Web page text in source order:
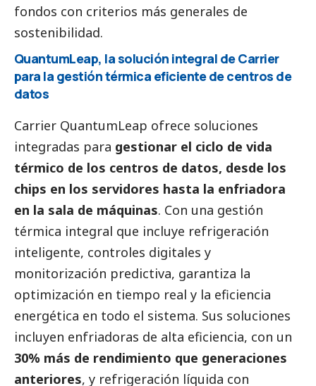
fondos con criterios más generales de
sostenibilidad.
QuantumLeap, la solución integral de Carrier
para la gestión térmica eficiente de centros de
datos
Carrier QuantumLeap ofrece soluciones
integradas para gestionar el ciclo de vida
térmico de los centros de datos, desde los
chips en los servidores hasta la enfriadora
en la sala de máquinas. Con una gestión
térmica integral que incluye refrigeración
inteligente, controles digitales y
monitorización predictiva, garantiza la
optimización en tiempo real y la eficiencia
energética en todo el sistema. Sus soluciones
incluyen enfriadoras de alta eficiencia, con un
30% más de rendimiento que generaciones
anteriores, y refrigeración líquida con